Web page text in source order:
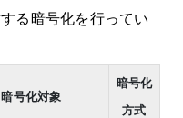
る暗号化を行ってい
暗号化対象
暗号化
方式